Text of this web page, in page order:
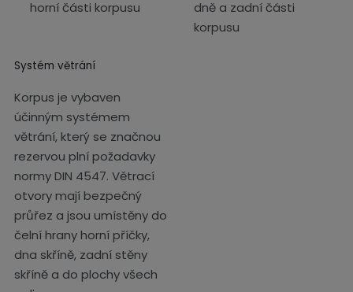
Systém větrání
Korpus je vybaven
účinným systémem
větrání, který se značnou
rezervou plní požadavky
normy DIN 4547. Větrací
otvory mají bezpečný
průřez a jsou umístěny do
čelní hrany horní příčky,
dna skříně, zadní stěny
skříně a do plochy všech